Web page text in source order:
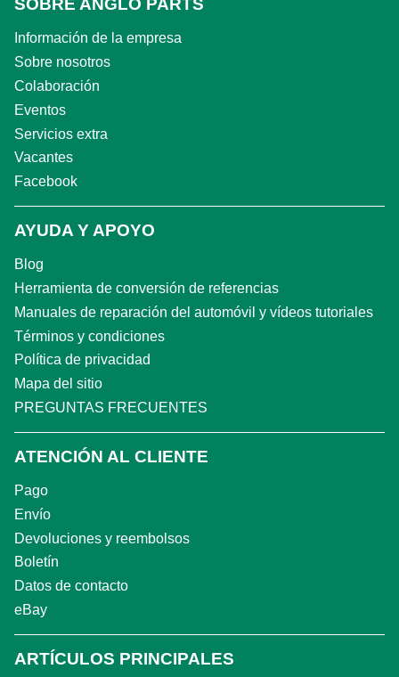
SOBRE ANGLO PARTS
Información de la empresa
Sobre nosotros
Colaboración
Eventos
Servicios extra
Vacantes
Facebook
AYUDA Y APOYO
Blog
Herramienta de conversión de referencias
Manuales de reparación del automóvil y vídeos tutoriales
Términos y condiciones
Política de privacidad
Mapa del sitio
PREGUNTAS FRECUENTES
ATENCIÓN AL CLIENTE
Pago
Envío
Devoluciones y reembolsos
Boletín
Datos de contacto
eBay
ARTÍCULOS PRINCIPALES